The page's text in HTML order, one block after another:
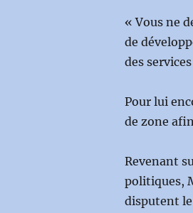
« Vous ne
de
des
Pour lui
de zone
Revenant
politiques,
disputent